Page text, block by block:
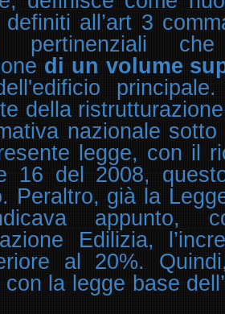
definiti all’art 3
pertinenziali
di un volume
della
nazionale
legge, con il
16 del 2008,
Peraltro, già la
appunto,
Edilizia,
al 20%.
la legge base